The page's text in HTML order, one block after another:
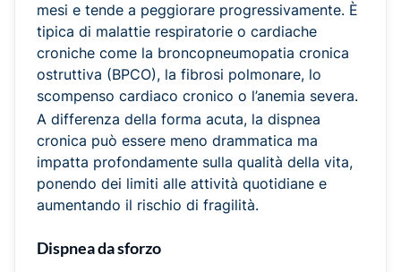
mesi e tende a peggiorare progressivamente. È
tipica di malattie respiratorie o cardiache
croniche come la broncopneumopatia cronica
ostruttiva (BPCO), la fibrosi polmonare, lo
scompenso cardiaco cronico o l’anemia severa.
A differenza della forma acuta, la dispnea
cronica può essere meno drammatica ma
impatta profondamente sulla qualità della vita,
ponendo dei limiti alle attività quotidiane e
aumentando il rischio di fragilità.
Dispnea da sforzo